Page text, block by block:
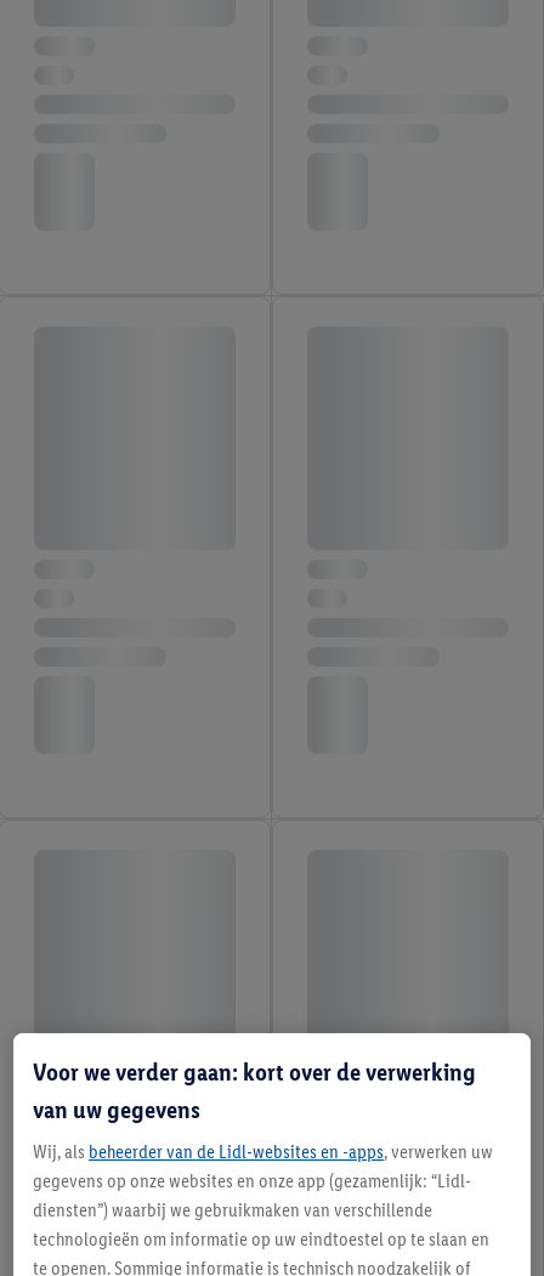
Voor we verder gaan: kort over de verwerking
van uw gegevens
Wij, als beheerder van de Lidl-websites en -apps, verwerken uw
gegevens op onze websites en onze app (gezamenlijk: “Lidl-
diensten”) waarbij we gebruikmaken van verschillende
technologieën om informatie op uw eindtoestel op te slaan en
te openen. Sommige informatie is technisch noodzakelijk of